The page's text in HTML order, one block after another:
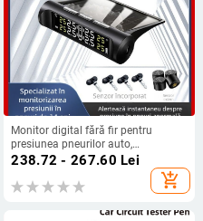
Monitor digital fără fir pentru
presiunea pneurilor auto,
alimentare solară, TPMS
monitorizare internă și externă,
precizie ridicată
238.72 - 267.60 Lei
add_shopping_cart